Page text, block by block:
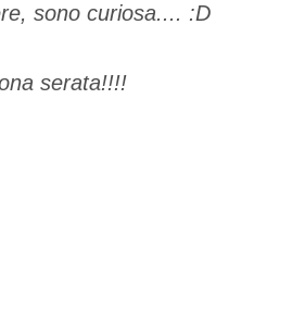
sono curiosa.... :D
serata!!!!